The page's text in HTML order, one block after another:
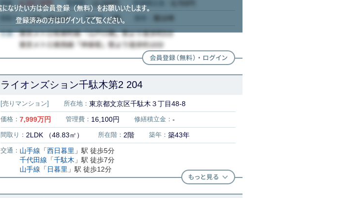
ライオンズション千駄木第2 204
[売りマンション] 所在地： 東京都文京区千駄木３丁目48-8
価格： 7,999万円 管理費： 16,100円 修繕積立金： -
間取り： 2LDK （48.83㎡） 所在階： 2階 築年： 築43年
交通： 山手線 「西日暮里 」駅 徒歩5分
千代田線 「千駄木 」駅 徒歩7分
山手線 「 日暮里 」駅 徒歩12分